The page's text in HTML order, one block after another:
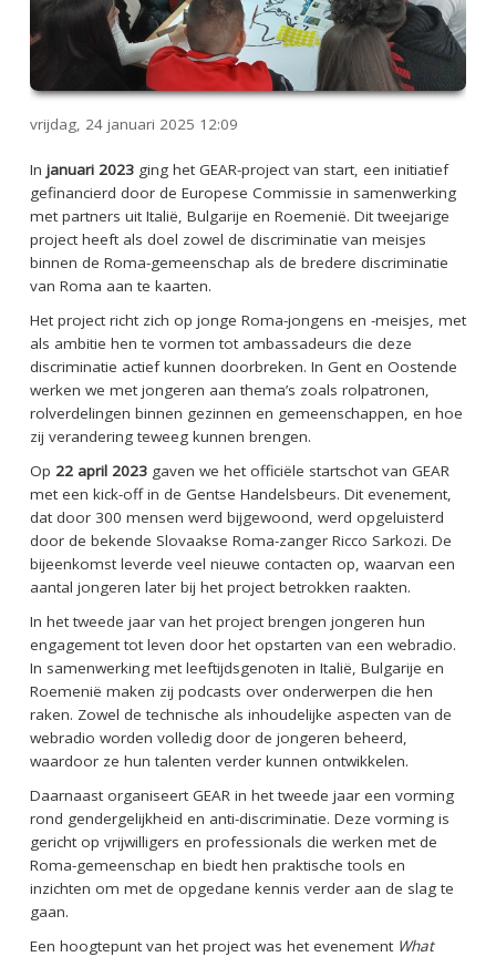
vrijdag, 24 januari 2025 12:09
In januari 2023ging het GEAR-project van start, een initiatief
gefinancierd door de Europese Commissie in samenwerking
met partners uit Italië, Bulgarije en Roemenië. Dit tweejarige
project heeft als doel zowel de discriminatie van meisjes
binnen de Roma-gemeenschap als de bredere discriminatie
van Roma aan te kaarten.
Het project richt zich op jonge Roma-jongens en -meisjes, met
als ambitie hen te vormen tot ambassadeurs die deze
discriminatie actief kunnen doorbreken. In Gent en Oostende
werken we met jongeren aan thema’s zoals rolpatronen,
rolverdelingen binnen gezinnen en gemeenschappen, en hoe
zij verandering teweeg kunnen brengen.
Op 22 april 2023gaven we het officiële startschot van GEAR
met een kick-off in de Gentse Handelsbeurs. Dit evenement,
dat door 300 mensen werd bijgewoond, werd opgeluisterd
door de bekende Slovaakse Roma-zanger Ricco Sarkozi. De
bijeenkomst leverde veel nieuwe contacten op, waarvan een
aantal jongeren later bij het project betrokken raakten.
In het tweede jaar van het project brengen jongeren hun
engagement tot leven door het opstarten van een webradio.
In samenwerking met leeftijdsgenoten in Italië, Bulgarije en
Roemenië maken zij podcasts over onderwerpen die hen
raken. Zowel de technische als inhoudelijke aspecten van de
webradio worden volledig door de jongeren beheerd,
waardoor ze hun talenten verder kunnen ontwikkelen.
Daarnaast organiseert GEAR in het tweede jaar een vorming
rond gendergelijkheid en anti-discriminatie. Deze vorming is
gericht op vrijwilligers en professionals die werken met de
Roma-gemeenschap en biedt hen praktische tools en
inzichten om met de opgedane kennis verder aan de slag te
gaan.
Een hoogtepunt van het project was het evenement What